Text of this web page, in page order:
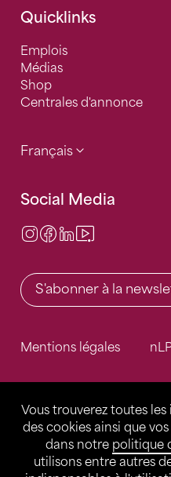
Vous trouverez toutes
des cookies ainsi que
dans notre politique
utilisons entre autres
Quicklinks
Emplois
Médias
Shop
Centrales d'annonce
Français
Social Media
Instagram
Facebook
LinkedIn
S'abonner à la
Mentions légales